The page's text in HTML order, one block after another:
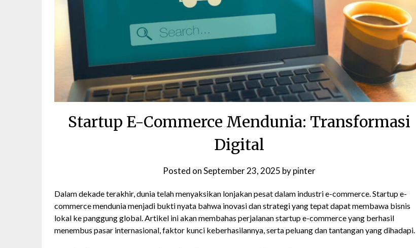
Startup E-Commerce Mendunia: Transformasi
Digital
Posted onSeptember 23, 2025 bypinter
Dalam dekade terakhir, dunia telah menyaksikan lonjakan pesat dalam industri e-commerce. Startup e-
commerce mendunia menjadi bukti nyata bahwa inovasi dan strategi yang tepat dapat membawa bisnis
lokal ke panggung global. Artikel ini akan membahas perjalanan startup e-commerce yang berhasil
menembus pasar internasional, faktor kunci keberhasilannya, serta peluang dan tantangan yang dihadapi.